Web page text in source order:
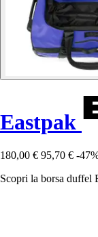
Eastpak
180,00 € 95,70 € -
Scopri la borsa duffel